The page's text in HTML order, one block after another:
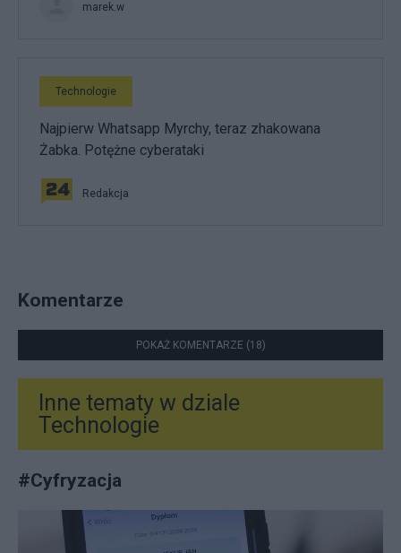
marek.w
Technologie
Najpierw Whatsapp Myrchy, teraz zhakowana
Żabka. Potężne cyberataki
Redakcja
Komentarze
POKAŻ KOMENTARZE (18)
Inne tematy w dziale
Technologie
#Cyfryzacja